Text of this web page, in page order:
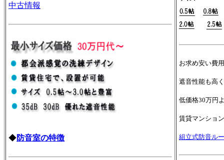
中古情報
◆防音室の特徴
お求め安い費用
遮音性能も高
低価格30万円
賃貸マンショ
組立式防音ル